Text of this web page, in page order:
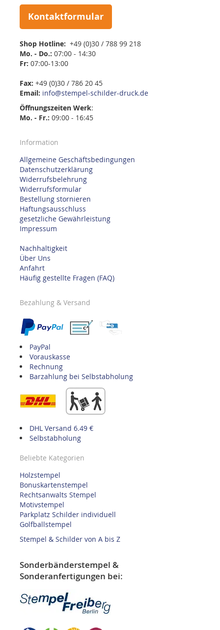
Kontaktformular
Shop Hotline: +49 (0)30 / 788 99 218
Mo. - Do.: 07:00 - 14:30
Fr: 07:00-13:00
Fax: +49 (0)30 / 786 20 45
Email: info@stempel-schilder-druck.de
Öffnungszeiten Werk:
Mo. - Fr.: 09:00 - 16:45
Information
Allgemeine Geschäftsbedingungen
Datenschutzerklärung
Widerrufsbelehrung
Widerrufsformular
Bestellung stornieren
Haftungsausschluss
gesetzliche Gewährleistung
Impressum
Nachhaltigkeit
Über Uns
Anfahrt
Häufig gestellte Fragen (FAQ)
Bezahlung & Versand
PayPal
Vorauskasse
Rechnung
Barzahlung bei Selbstabholung
DHL Versand 6.49 €
Selbstabholung
Beliebte Kategorien
Holzstempel
Bonuskartenstempel
Rechtsanwalts Stempel
Motivstempel
Parkplatz Schilder individuell
Golfballstempel
Stempel & Schilder von A bis Z
Sonderbänderstempel &
Sonderanfertigungen bei: